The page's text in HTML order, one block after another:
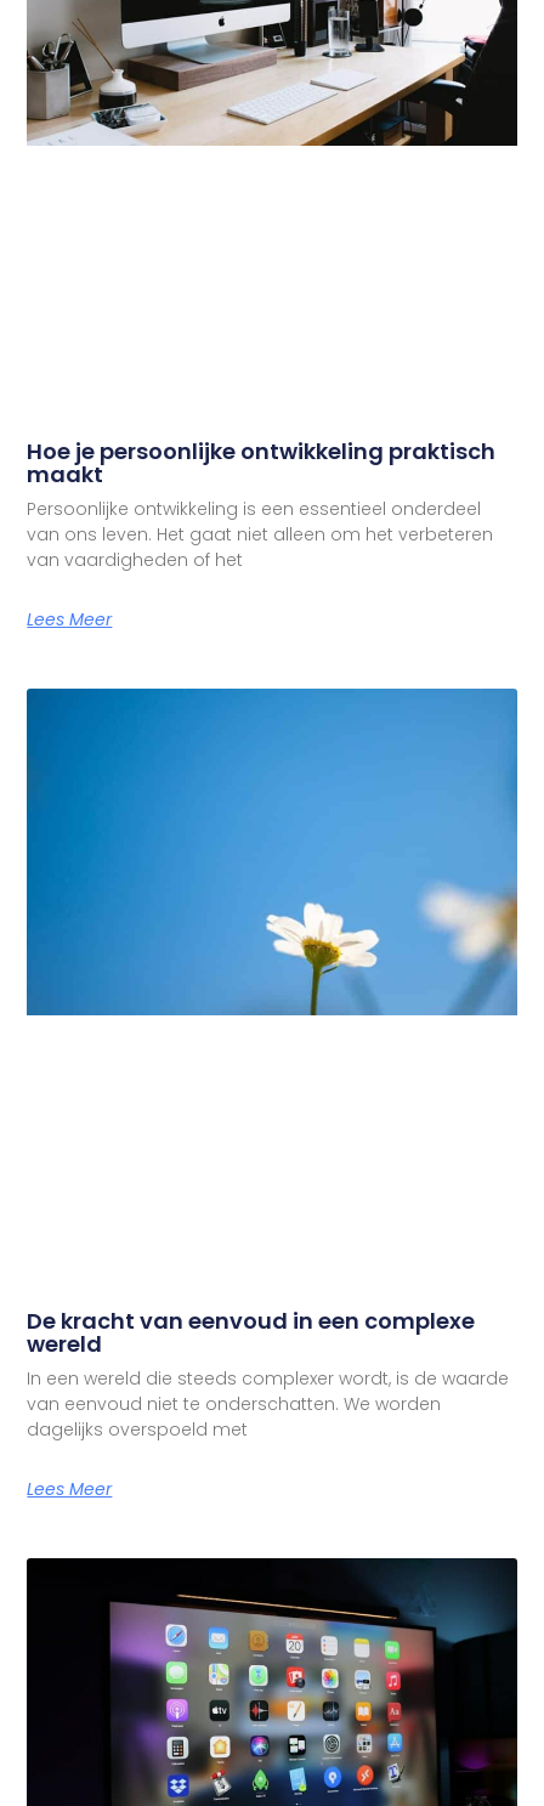
Hoe je persoonlijke ontwikkeling praktisch
maakt
Persoonlijke ontwikkeling is een essentieel onderdeel
van ons leven. Het gaat niet alleen om het verbeteren
van vaardigheden of het
Lees Meer
De kracht van eenvoud in een complexe
wereld
In een wereld die steeds complexer wordt, is de waarde
van eenvoud niet te onderschatten. We worden
dagelijks overspoeld met
Lees Meer